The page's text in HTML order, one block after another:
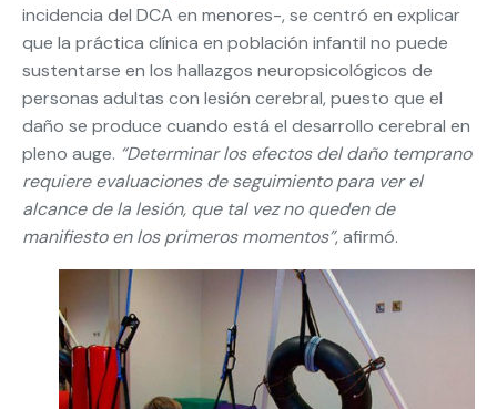
incidencia del DCA en menores-, se centró en explicar
que la práctica clínica en población infantil no puede
sustentarse en los hallazgos neuropsicológicos de
personas adultas con lesión cerebral, puesto que el
daño se produce cuando está el desarrollo cerebral en
pleno auge. “Determinar los efectos del daño temprano
requiere evaluaciones de seguimiento para ver el
alcance de la lesión, que tal vez no queden de
manifiesto en los primeros momentos”, afirmó.